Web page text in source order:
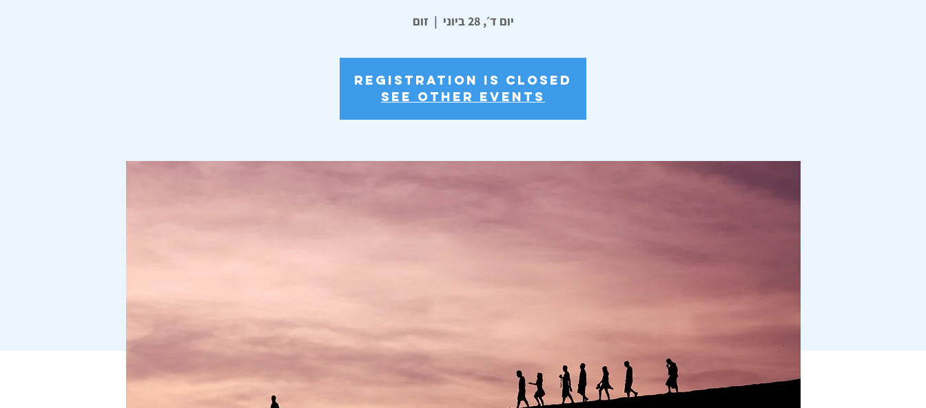
יום ד׳, 28 ביוני
  |
זום
Registration is closed
See other events